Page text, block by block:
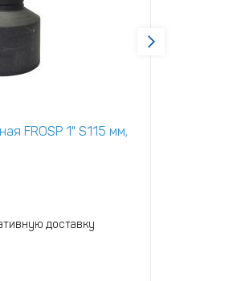
FROSP 1" S115 мм,
доставку